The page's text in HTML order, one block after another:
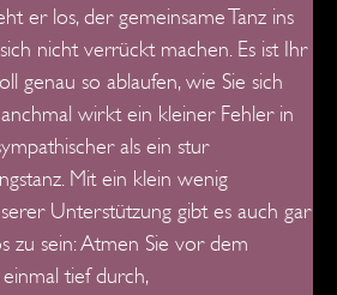
er los, der gemeinsame Tanz ins
sich nicht verrückt machen. Es ist Ihr
genau so ablaufen, wie Sie sich
wirkt ein kleiner Fehler in
als ein stur
Mit ein klein wenig
Unterstützung gibt es auch gar
zu sein: Atmen Sie vor dem
tief durch,